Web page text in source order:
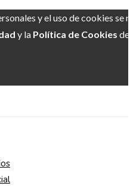
y el uso de cookies se
y la Política de Cookies